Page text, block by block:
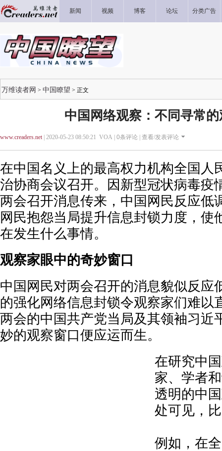
新闻 视频 博客 论坛 分类广告
万维读者网 > 中国瞭望 > 正文
中国网络观察：不同寻常
www.creaders.net| 2020-05-23 08:50:21 VOA | 0条评论 | 查看/发表评论
在中国名义上的最高权力机构全国人
治协商会议召开。因新型冠状病毒疫
两会召开消息传来，中国网民反应低
网民抱怨当局提升信息封锁力度，使
在发生什么事情。
观察家眼中的奇妙窗口
中国网民对两会召开的消息貌似反应
的强化网络信息封锁令观察家们难以
两会的中国共产党当局及其领袖习近
妙的观察窗口便应运而生。
在研究中
家、学者
透明的中
处可见，
例如，在